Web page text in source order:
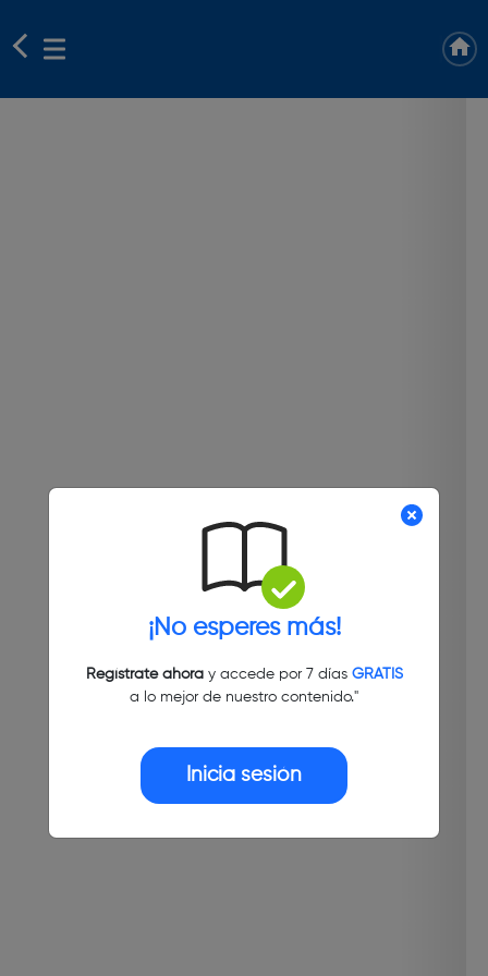
¡No esperes más!
Regístrate ahoray accede por 7 días GRATIS
a lo mejor de nuestro contenido."
Inicia sesión